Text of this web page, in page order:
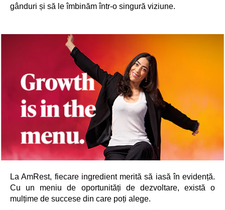
gânduri și să le îmbinăm într-o singură viziune.
La AmRest, fiecare ingredient merită să iasă în evidență.
Cu un meniu de oportunități de dezvoltare, există o
mulțime de succese din care poți alege.